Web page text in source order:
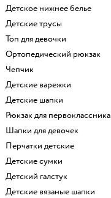
Детское нижнее белье
Детские трусы
Топ для девочки
Ортопедический рюкзак
Чепчик
Детские варежки
Детские шапки
Рюкзак для первоклассника
Шапки для девочек
Перчатки детские
Детские сумки
Детский галстук
Детские вязаные шапки